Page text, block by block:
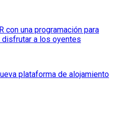
con una programación para
disfrutar a los oyentes
plataforma de alojamiento